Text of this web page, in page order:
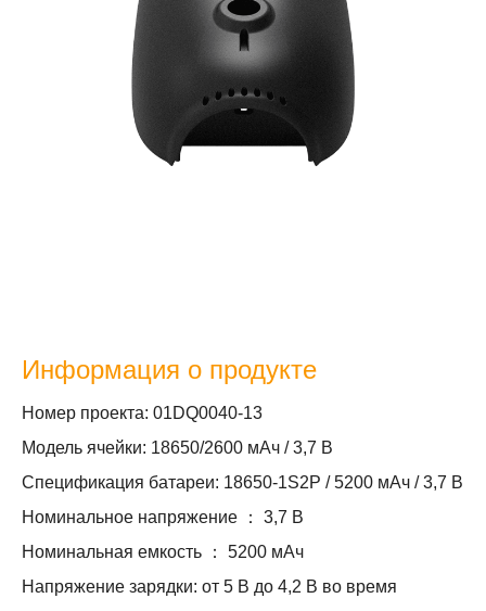
Информация о продукте
Номер проекта: 01DQ0040-13
Модель ячейки: 18650/2600 мАч / 3,7 В
Спецификация батареи: 18650-1S2P / 5200 мАч / 3,7 В
Номинальное напряжение ： 3,7 В
Номинальная емкость ： 5200 мАч
Напряжение зарядки: от 5 В до 4,2 В во время